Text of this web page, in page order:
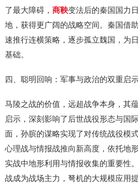
了最大障碍， 商鞅变法后的秦国国力
地，获得更广阔的战略空间。秦国借
速推行连横策略，逐步孤立魏国，为
基础。
四、聪明回响：军事与政治的双重启
马陵之战的价值，远超战争本身，其
启示，深刻影响了后世战役形态与国
面，孙膑的谋略实现了对传统战役模
心理战与情报战推向新高度，依托地
实战中地形利用与情报收集的重要性
战成为战场主力，弩机的大规模应用